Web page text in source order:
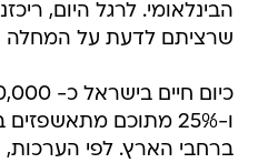
הבינלאומי. לרגל היום,
שרציתם לדעת על המחלה
ו-25% מתוכם